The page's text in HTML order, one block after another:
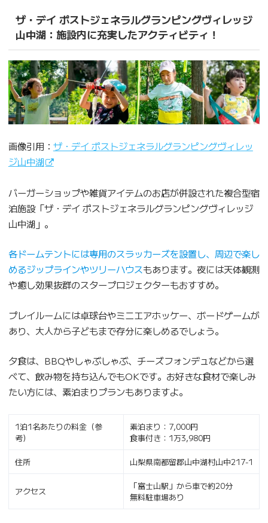
ザ・デイ ポストジェネラルグランピングヴィレッジ
山中湖：施設内に充実したアクティビティ！
画像引用： ザ・デイ ポストジェネラルグランピングヴィレッ
ジ山中湖
バーガーショップや雑貨アイテムのお店が併設された複合型宿
泊施設「ザ・デイ ポストジェネラルグランピングヴィレッジ
山中湖」。
各ドームテントには専用のスラッカーズを設置し、周辺で楽し
めるジップラインやツリーハウスもあります。夜には天体観測
や癒し効果抜群のスタープロジェクターもおすすめ。
プレイルームには卓球台やミニエアホッケー、ボードゲームが
あり、大人から子どもまで存分に楽しめるでしょう。
夕食は、BBQやしゃぶしゃぶ、チーズフォンデュなどから選
べて、飲み物を持ち込んでもOKです。お好きな食材で楽しみ
たい方には、素泊まりプランもありますよ。
1泊1名あたりの料金（参
考）
素泊まり：7,000円
食事付き：1万3,980円
住所 山梨県南都留郡山中湖村山中217-1
アクセス
「富士山駅」から車で約20分
無料駐車場あり